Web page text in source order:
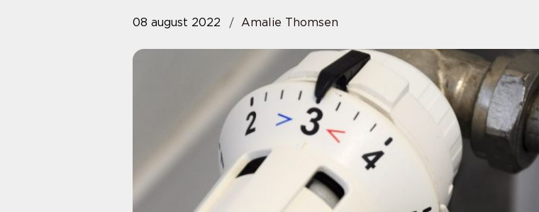
08 august 2022 Amalie Thomsen